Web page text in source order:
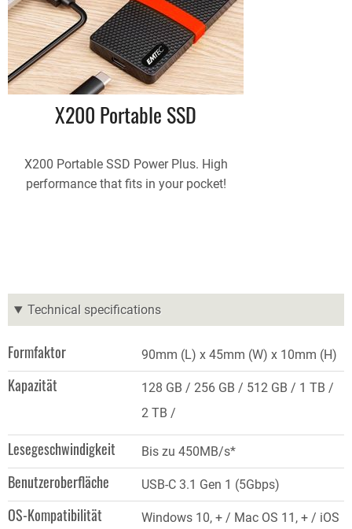
X200 Portable SSD
X200 Portable SSD Power Plus. High
performance that fits in your pocket!
Technical specifications
Formfaktor 90mm (L) x 45mm (W) x 10mm (H)
Kapazität 128 GB 256 GB 512 GB
1 TB
2 TB
Lesegeschwindigkeit Bis zu 450MB/s*
Benutzeroberfläche USB-C 3.1 Gen 1 (5Gbps)
OS-Kompatibilität
Windows 10, + / Mac OS 11, + / iOS